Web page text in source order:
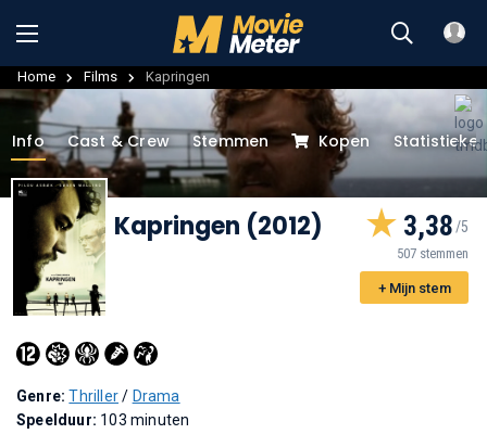
Home Films Kapringen
Info Cast & Crew Stemmen Kopen
Kapringen (2012) 3,38
507 stemmen
+ Mijn stem
Genre:Thriller/ Drama
Speelduur: 103 minuten